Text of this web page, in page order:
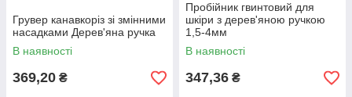
Грувер канавкоріз зі змінними
насадками Дерев'яна ручка
В наявності
369,20 ₴
Пробійник гвинтовий для
шкіри з дерев'яною ручкою
1,5-4мм
В наявності
347,36 ₴